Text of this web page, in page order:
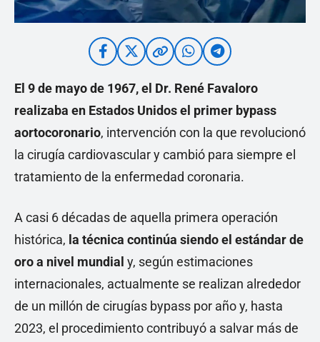
El 9 de mayo de 1967, el Dr. René Favaloro
realizaba en Estados Unidos el primer bypass
aortocoronario, intervención con la que revolucionó
la cirugía cardiovascular y cambió para siempre el
tratamiento de la enfermedad coronaria.
A casi 6 décadas de aquella primera operación
histórica, la técnica continúa siendo el estándar de
oro a nivel mundial y, según estimaciones
internacionales, actualmente se realizan alrededor
de un millón de cirugías bypass por año y, hasta
2023, el procedimiento contribuyó a salvar más de